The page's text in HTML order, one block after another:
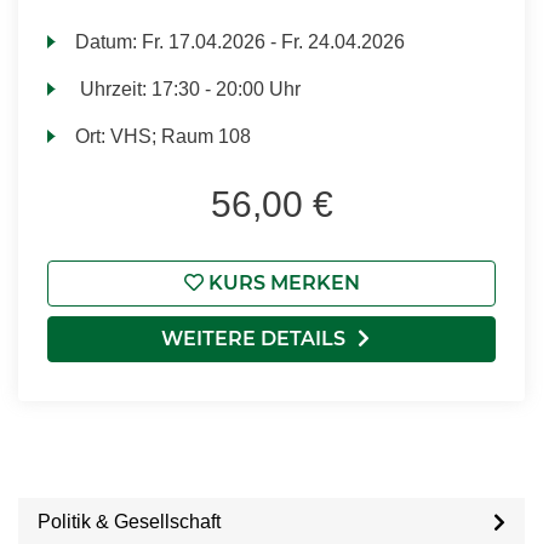
Datum: Fr. 17.04.2026 - Fr. 24.04.2026
Uhrzeit: 17:30 - 20:00 Uhr
Ort:VHS; Raum 108
56,00 €
KURS MERKEN
WEITERE DETAILS
Politik & Gesellschaft